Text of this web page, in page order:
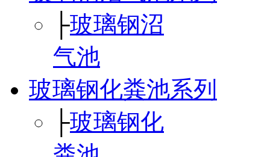
├玻璃钢沼
气池
玻璃钢化粪池系列
├玻璃钢化